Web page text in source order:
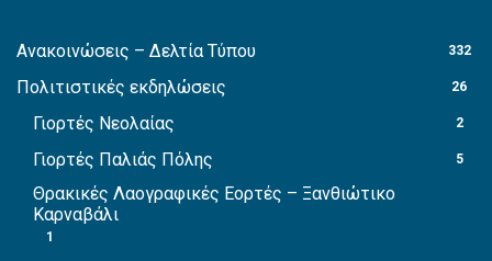
Ανακοινώσεις – Δελτία Τύπου 332
Πολιτιστικές εκδηλώσεις 26
Γιορτές Νεολαίας 2
Γιορτές Παλιάς Πόλης 5
Θρακικές Λαογραφικές Εορτές – Ξανθιώτικο
Καρναβάλι
1